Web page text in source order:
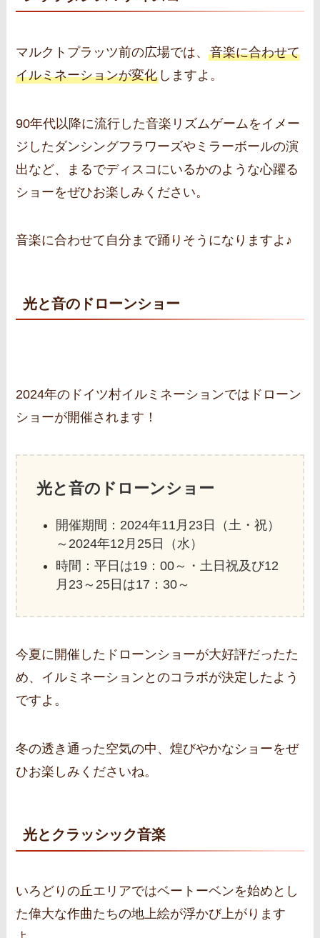
マルクトプラッツ前の広場では、音楽に合わせて
イルミネーションが変化 しますよ。
90年代以降に流行した音楽リズムゲームをイメー
ジしたダンシングフラワーズやミラーボールの演
出など、まるでディスコにいるかのような心躍る
ショーをぜひお楽しみください。
音楽に合わせて自分まで踊りそうになりますよ♪
光と音のドローンショー
2024年のドイツ村イルミネーションではドローン
ショーが開催されます！
光と音のドローンショー
開催期間：2024年11月23日（土・祝）
～2024年12月25日（水）
時間：平日は19：00～・土日祝及び12
月23～25日は17：30～
今夏に開催したドローンショーが大好評だったた
め、イルミネーションとのコラボが決定したよう
ですよ。
冬の透き通った空気の中、煌びやかなショーをぜ
ひお楽しみくださいね。
光とクラッシック音楽
いろどりの丘エリアではベートーベンを始めとし
た偉大な作曲たちの地上絵が浮かび上がります